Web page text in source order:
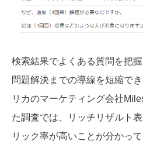
検索結果でよくある質問を把
問題解決までの導線を短縮で
リカのマーケティング会社
た調査では、リッチリザルト
リック率が高いことが分かって